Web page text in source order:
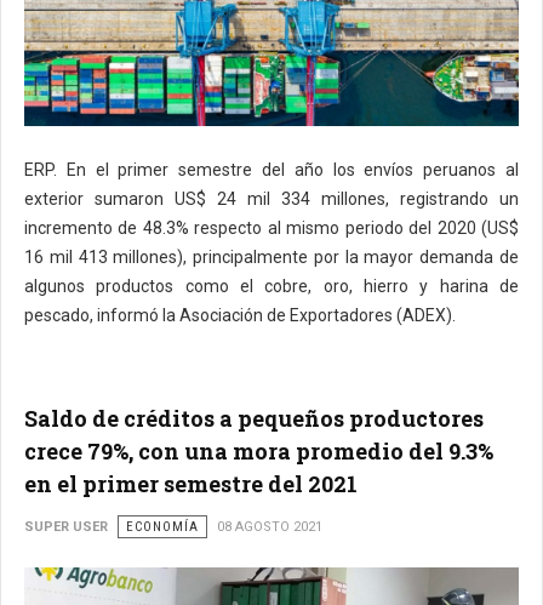
ERP. En el primer semestre del año los envíos peruanos al
exterior sumaron US$ 24 mil 334 millones, registrando un
incremento de 48.3% respecto al mismo periodo del 2020 (US$
16 mil 413 millones), principalmente por la mayor demanda de
algunos productos como el cobre, oro, hierro y harina de
pescado, informó la Asociación de Exportadores (ADEX).
Saldo de créditos a pequeños productores
crece 79%, con una mora promedio del 9.3%
en el primer semestre del 2021
SUPER USER ECONOMÍA 08 AGOSTO 2021